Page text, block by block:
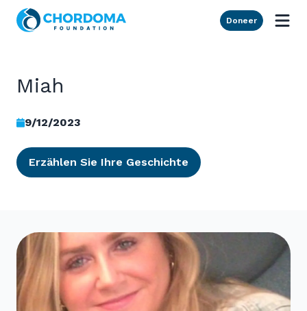
Skip to Main Content
Doneer
Miah
9/12/2023
Erzählen Sie Ihre Geschichte